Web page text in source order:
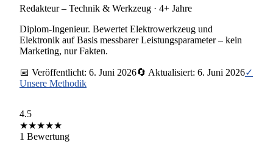
Redakteur – Technik & Werkzeug · 4+ Jahre
Diplom-Ingenieur. Bewertet Elektrowerkzeug und
Elektronik auf Basis messbarer Leistungsparameter – kein
Marketing, nur Fakten.
📅 Veröffentlicht: 6. Juni 2026🔄 Aktualisiert: 6. Juni 2026✓
Unsere Methodik
4.5
★★★★★
1 Bewertung